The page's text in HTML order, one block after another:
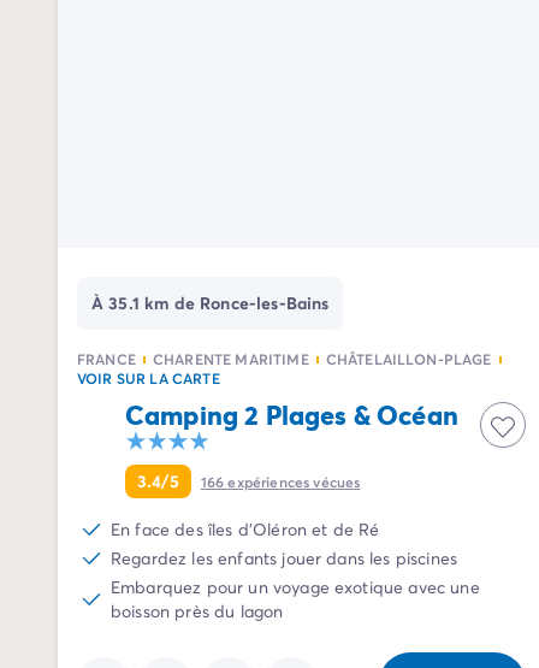
Camping Espagne
Camping Santander
Camping Catalogne
Camping Costa Brava
Camping Barcelone
Camping Escala
Camping Palamos
Camping Tossa de Mar
Camping Costa Dorada
Camping Communauté Valencienne
Camping Costa Blanca
À 35.1 km de Ronce-les-Bains
FRANCE CHARENTE MARITIME
CHÂTELAILLON-PLAGE
VOIR SUR LA CARTE
Camping 2 Plages & Océan
3.4/5 166expériences vécues
En face des îles d'Oléron et de Ré
Regardez les enfants jouer dans les piscines
Embarquez pour un voyage exotique avec une
boisson près du lagon